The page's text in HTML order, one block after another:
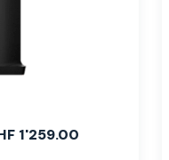
1'259.00